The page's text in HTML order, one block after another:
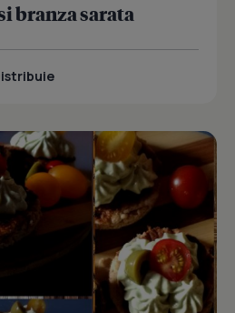
branza sarata